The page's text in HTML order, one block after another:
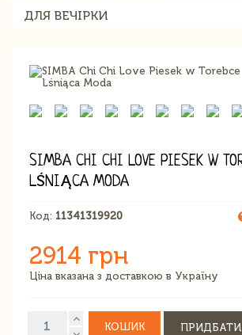
ДЛЯ ВЕЧІРКИ
SIMBA CHI CHI LOVE PIESEK W
LŚNIĄCA MODA
Код: 11341319920
2914 грн
Ціна вказана з доставкою в Україну
КОШИК ПРИДБАТИ